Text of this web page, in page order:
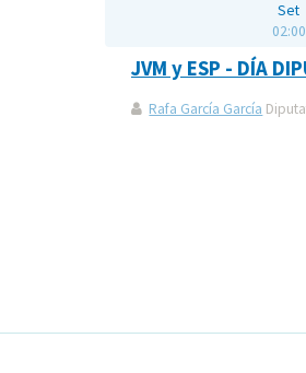
Set
02:00
JVM y ESP - DÍA
Rafa García García